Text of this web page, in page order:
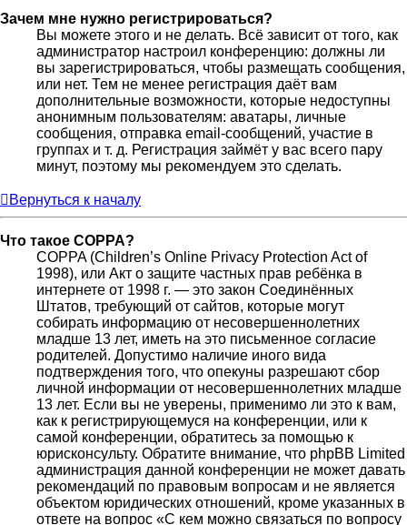
Зачем мне нужно регистрироваться?
Вы можете этого и не делать. Всё зависит от того, как
администратор настроил конференцию: должны ли
вы зарегистрироваться, чтобы размещать сообщения,
или нет. Тем не менее регистрация даёт вам
дополнительные возможности, которые недоступны
анонимным пользователям: аватары, личные
сообщения, отправка email-сообщений, участие в
группах и т. д. Регистрация займёт у вас всего пару
минут, поэтому мы рекомендуем это сделать.
Вернуться к началу
Что такое COPPA?
COPPA (Children’s Online Privacy Protection Act of
1998), или Акт о защите частных прав ребёнка в
интернете от 1998 г. — это закон Соединённых
Штатов, требующий от сайтов, которые могут
собирать информацию от несовершеннолетних
младше 13 лет, иметь на это письменное согласие
родителей. Допустимо наличие иного вида
подтверждения того, что опекуны разрешают сбор
личной информации от несовершеннолетних младше
13 лет. Если вы не уверены, применимо ли это к вам,
как к регистрирующемуся на конференции, или к
самой конференции, обратитесь за помощью к
юрисконсульту. Обратите внимание, что phpBB Limited
администрация данной конференции не может давать
рекомендаций по правовым вопросам и не является
объектом юридических отношений, кроме указанных в
ответе на вопрос «С кем можно связаться по вопросу